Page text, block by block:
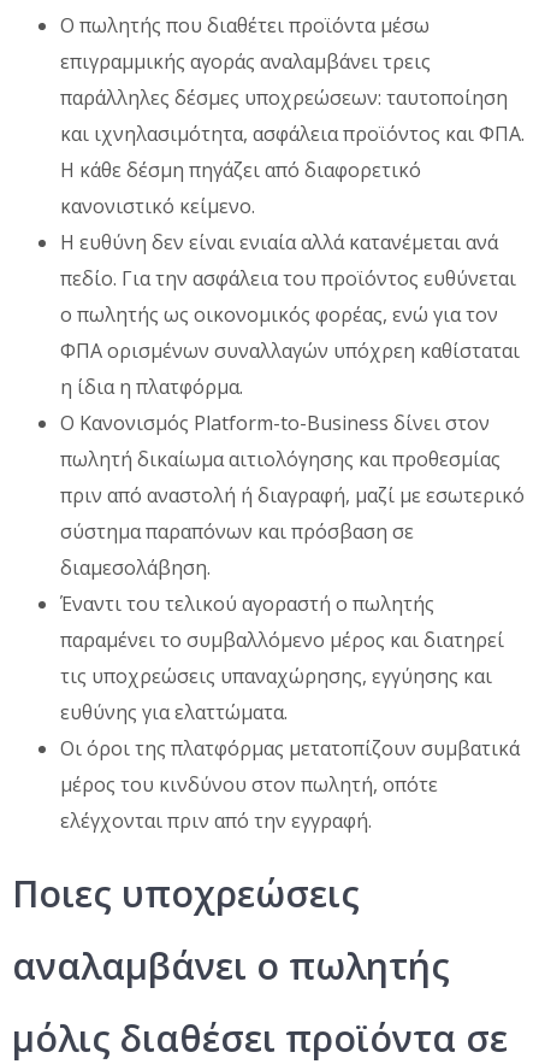
Ο πωλητής που διαθέτει προϊόντα μέσω
επιγραμμικής αγοράς αναλαμβάνει τρεις
παράλληλες δέσμες υποχρεώσεων: ταυτοποίηση
και ιχνηλασιμότητα, ασφάλεια προϊόντος και ΦΠΑ.
Η κάθε δέσμη πηγάζει από διαφορετικό
κανονιστικό κείμενο.
Η ευθύνη δεν είναι ενιαία αλλά κατανέμεται ανά
πεδίο. Για την ασφάλεια του προϊόντος ευθύνεται
ο πωλητής ως οικονομικός φορέας, ενώ για τον
ΦΠΑ ορισμένων συναλλαγών υπόχρεη καθίσταται
η ίδια η πλατφόρμα.
Ο Κανονισμός Platform-to-Business δίνει στον
πωλητή δικαίωμα αιτιολόγησης και προθεσμίας
πριν από αναστολή ή διαγραφή, μαζί με εσωτερικό
σύστημα παραπόνων και πρόσβαση σε
διαμεσολάβηση.
Έναντι του τελικού αγοραστή ο πωλητής
παραμένει το συμβαλλόμενο μέρος και διατηρεί
τις υποχρεώσεις υπαναχώρησης, εγγύησης και
ευθύνης για ελαττώματα.
Οι όροι της πλατφόρμας μετατοπίζουν συμβατικά
μέρος του κινδύνου στον πωλητή, οπότε
ελέγχονται πριν από την εγγραφή.
Ποιες υποχρεώσεις
αναλαμβάνει ο πωλητής
μόλις διαθέσει προϊόντα σε